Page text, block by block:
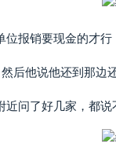
报销要现金的才
后他说他还到那
问了好几家，都